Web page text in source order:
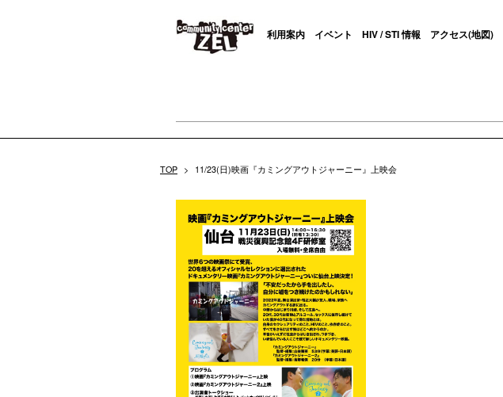
利用案内 イベント HIV / STI 情報 アクセス(地図)
TOP > 11/23(日)映画『カミングアウトジャーニー』上映会